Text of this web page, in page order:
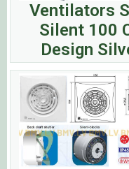
Ventilators
Silent 100
Design